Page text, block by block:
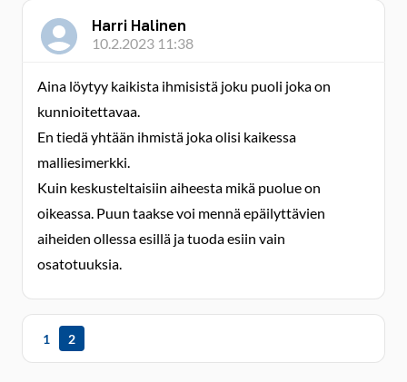
Harri Halinen
10.2.2023 11:38
Aina löytyy kaikista ihmisistä joku puoli joka on
kunnioitettavaa.
En tiedä yhtään ihmistä joka olisi kaikessa
malliesimerkki.
Kuin keskusteltaisiin aiheesta mikä puolue on
oikeassa. Puun taakse voi mennä epäilyttävien
aiheiden ollessa esillä ja tuoda esiin vain
osatotuuksia.
1 2